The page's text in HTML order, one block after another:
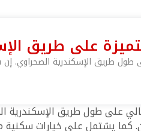
على طريق
طريق الإسكندرية الصحراوي. إن
على طول طريق الإسكندرية
يشتمل على خيارات سكنية